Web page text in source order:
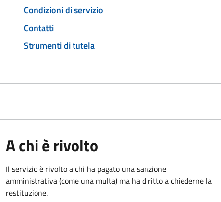
Condizioni di servizio
Contatti
Strumenti di tutela
A chi è rivolto
Il servizio è rivolto a chi ha pagato una sanzione
amministrativa (come una multa) ma ha diritto a chiederne la
restituzione.